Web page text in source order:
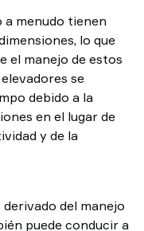
Frecuencia
a menudo tienen
lo que
el manejo de estos
se
debido a la
en el lugar de
y de la
del manejo
puede conducir a